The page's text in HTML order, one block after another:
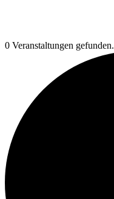
0 Veranstaltungen gefunden.